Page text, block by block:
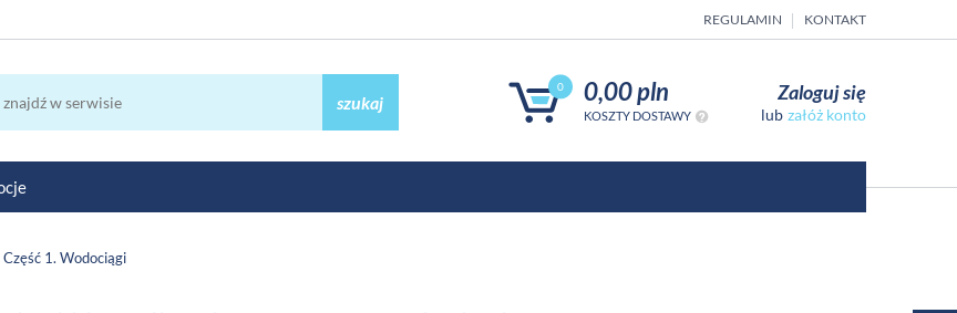
REGULAMIN KONTAKT
0 0,00 pln
KOSZTY DOSTAWY
szukaj Zaloguj się
załóż konto
1. Wodociągi